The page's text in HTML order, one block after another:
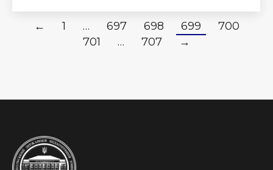
← 1 … 697 698 699
700
701
… 707 →